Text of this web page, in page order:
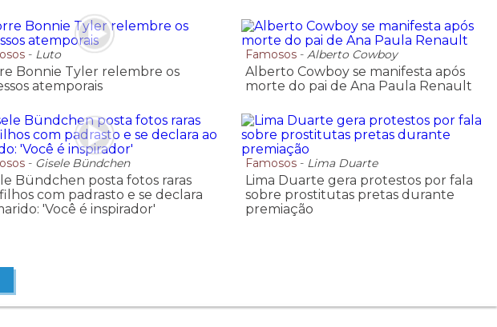
- Luto
Bonnie Tyler relembre os
atemporais
Famosos- Alberto Cowboy
Alberto Cowboy se manifesta após
morte do pai de Ana Paula Renault
- Gisele Bündchen
Bündchen posta fotos raras
com padrasto e se declara
'Você é inspirador'
Famosos- Lima Duarte
Lima Duarte gera protestos por fala
sobre prostitutas pretas durante
premiação